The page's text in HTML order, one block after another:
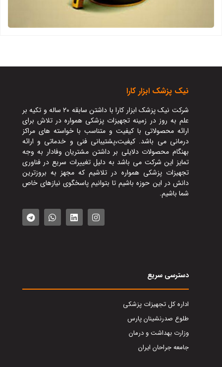
نيک پزشک ابزار کارا
شرکت نیک پزشک ابزار کارا با داشتن سابقه ۲۰ ساله و تکیه بر
علم به روز در زمینه تجهیزات پزشکی همواره در تلاش برای
ارائه محصولاتی با کیفیت و متناسب با خواسته های مراکز
درمانی می باشد. کیفیت،پشتیبانی فنی و خدماتی و ارائه
بهنگام محصولات دلایلی بر داشتن مشتریان وفادار به وجه
تمایز این شرکت می باشد به دلیل تغییرات سریع در فناوری
تجهیزات پزشکی همواره در تلاشیم که مجهز به بروزترین
دانش در این حوزه باشیم تا بتوانیم پاسخگوی نیازهای خاص
شما باشیم.
دسترسی سریع
اداره کل تجهیزات پزشکی
طلوع صدرنشینان پارس
وزارت بهداشت و درمان
جامعه جراحان ایران